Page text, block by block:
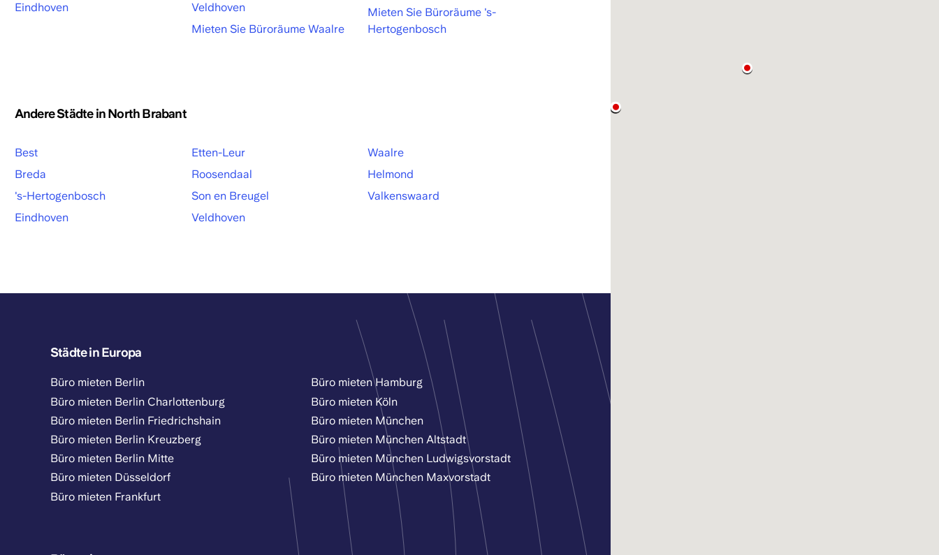
Eindhoven
Veldhoven
Mieten Sie Büroräume Waalre
Mieten Sie Büroräume 's-
Hertogenbosch
Andere Städte in North Brabant
Best
Breda
's-Hertogenbosch
Eindhoven
Etten-Leur
Roosendaal
Son en Breugel
Veldhoven
Waalre
Helmond
Valkenswaard
Städte in Europa
Büro mieten Berlin
Büro mieten Berlin Charlottenburg
Büro mieten Berlin Friedrichshain
Büro mieten Berlin Kreuzberg
Büro mieten Berlin Mitte
Büro mieten Düsseldorf
Büro mieten Frankfurt
Büro mieten Hamburg
Büro mieten Köln
Büro mieten München
Büro mieten München Altstadt
Büro mieten München Ludwigsvorstadt
Büro mieten München Maxvorstadt